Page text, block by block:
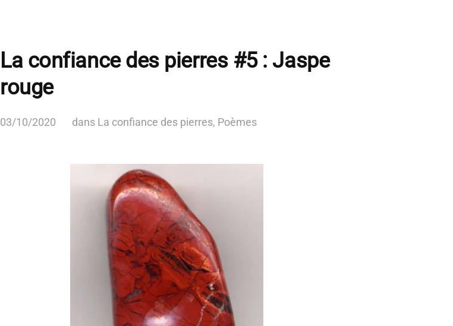
La confiance des pierres #5 : Jaspe
rouge
03/10/2020 dans La confiance des pierres, Poèmes